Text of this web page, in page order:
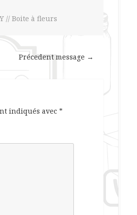
// Boite à fleurs
Précedent message →
indiqués avec *